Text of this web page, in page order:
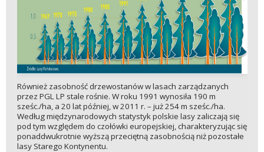
Również zasobność drzewostanów w lasach zarządzanych
przez PGL LP stale rośnie. W roku 1991 wynosiła 190 m
sześc./ha, a 20 lat później, w 2011 r. – już 254 m sześc./ha.
Według międzynarodowych statystyk polskie lasy zaliczają się
pod tym względem do czołówki europejskiej, charakteryzując się
ponaddwukrotnie wyższą przeciętną zasobnością niż pozostałe
lasy Starego Kontynentu.